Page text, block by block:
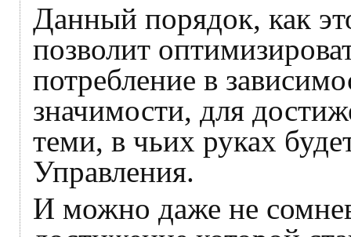
Данный порядок, как
позволит
потребление в
значимости, для
теми, в чьих руках
Управления.
И можно даже не